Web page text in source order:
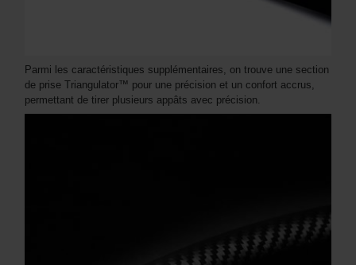
Parmi les caractéristiques supplémentaires, on trouve une section
de prise Triangulator™ pour une précision et un confort accrus,
permettant de tirer plusieurs appâts avec précision.